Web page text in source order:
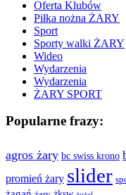
Oferta Klubów
Piłka nożna ŻARY
Sport
Sporty walki ŻARY
Wideo
Wydarzenia
Wydarzenia
ŻARY SPORT
Popularne frazy:
agros żary bc swiss krono
promień żary slider